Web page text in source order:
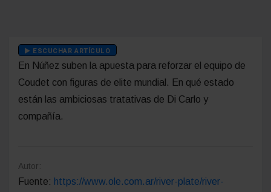
ESCUCHAR ARTÍCULO
En Núñez suben la apuesta para reforzar el equipo de
Coudet con figuras de elite mundial. En qué estado
están las ambiciosas tratativas de Di Carlo y
compañía.
Autor:
Fuente: https://www.ole.com.ar/river-plate/river-